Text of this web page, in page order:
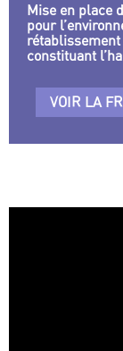
Mise en place
pour
constituant
VOIR LA